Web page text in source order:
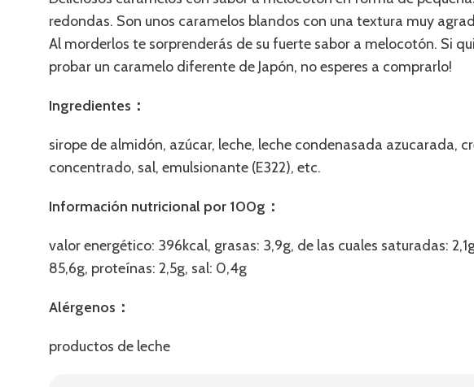
redondas. Son unos caramelos blandos con una textura muy
Al morderlos te sorprenderás de su fuerte sabor a melocotón. Si
probar un caramelo diferente de Japón, no esperes a comprarlo!
Ingredientes：
sirope de almidón, azúcar, leche, leche condenasada azucarada,
concentrado, sal, emulsionante (E322), etc.
Información nutricional por 100g：
valor energético: 396kcal, grasas: 3,9g, de las cuales saturadas:
85,6g, proteínas: 2,5g, sal: 0,4g
Alérgenos：
productos de leche